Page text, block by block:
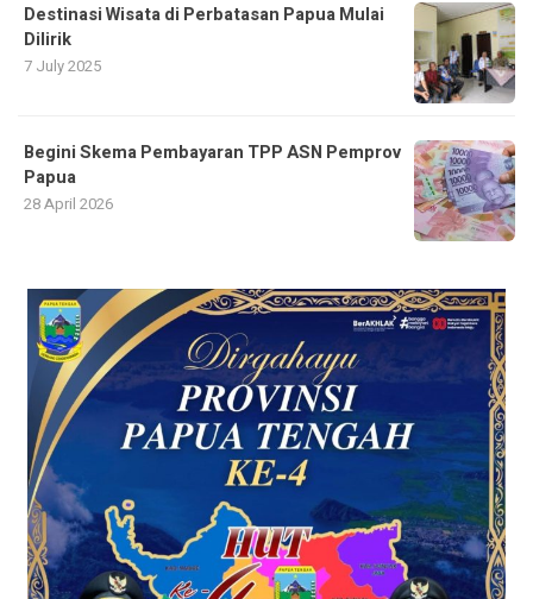
Destinasi Wisata di Perbatasan Papua Mulai
Dilirik
7 July 2025
Begini Skema Pembayaran TPP ASN Pemprov
Papua
28 April 2026